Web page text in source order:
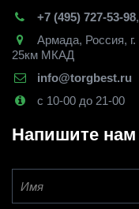
+7 (495) 727-53-98,
Армада, Россия,
25км МКАД
info@torgbest.ru
с 10-00 до 21-00
Напишите нам